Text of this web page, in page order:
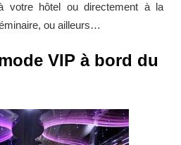
votre hôtel ou directement à la
ou ailleurs…
VIP à bord du